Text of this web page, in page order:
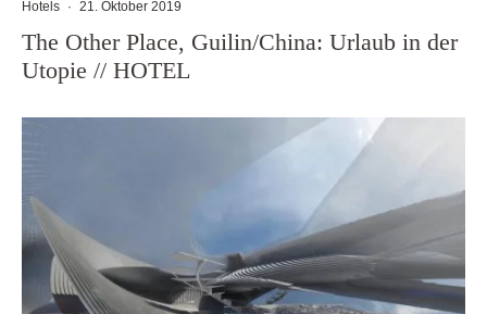
Hotels · 21. Oktober 2019
The Other Place, Guilin/China: Urlaub in der
Utopie // HOTEL